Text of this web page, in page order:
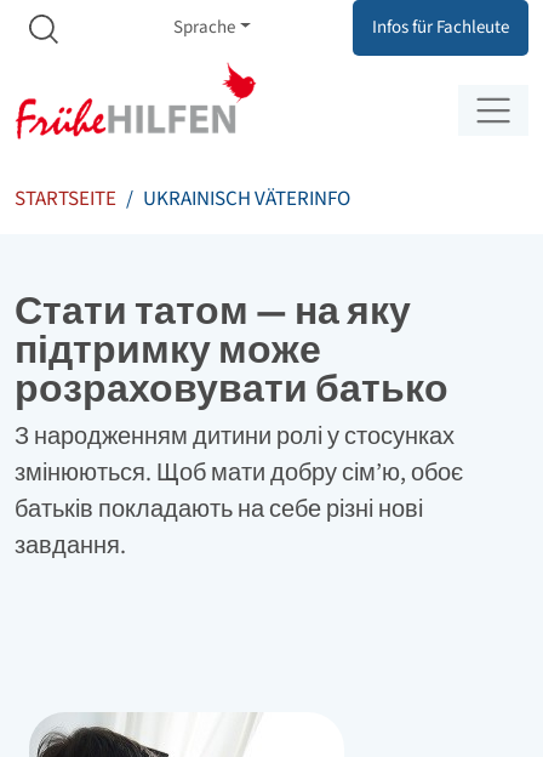
Zum Inhalt springen
Zur Navigation springen
Meta Navigation
Sprache Infos für Fachleute
STARTSEITE UKRAINISCH VÄTERINFO
Стати татом — на яку
підтримку може
розраховувати батько
З народженням дитини ролі у стосунках
змінюються. Щоб мати добру сім’ю, обоє
батьків покладають на себе різні нові
завдання.
Bild